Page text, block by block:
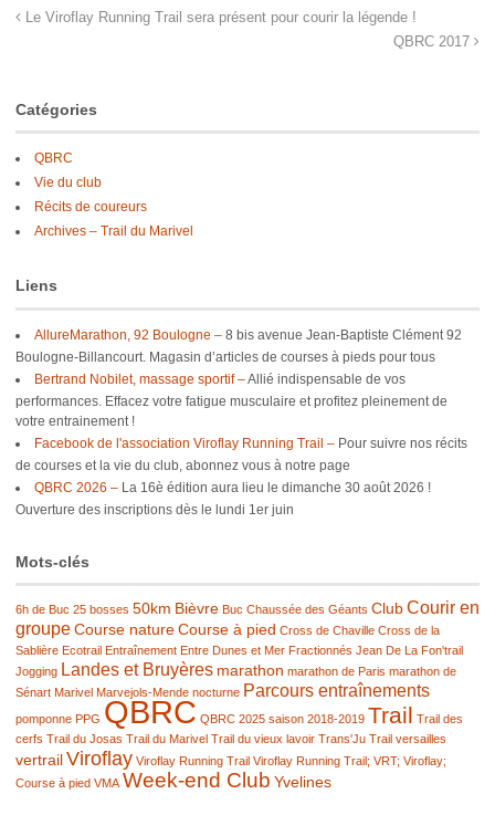
Le Viroflay Running Trail sera présent pour courir la légende !
QBRC 2017
Catégories
QBRC
Vie du club
Récits de coureurs
Archives – Trail du Marivel
Liens
AllureMarathon, 92 Boulogne – 8 bis avenue Jean-Baptiste Clément 92
Boulogne-Billancourt. Magasin d’articles de courses à pieds pour tous
Bertrand Nobilet, massage sportif –Allié indispensable de vos
performances. Effacez votre fatigue musculaire et profitez pleinement de
votre entrainement !
Facebook de l'association Viroflay Running Trail – Pour suivre nos récits
de courses et la vie du club, abonnez vous à notre page
QBRC 2026 – La 16è édition aura lieu le dimanche 30 août 2026 !
Ouverture des inscriptions dès le lundi 1er juin
Mots-clés
6h de Buc 25 bosses 50km Bièvre Buc Chaussée des Géants ClubCourir en
groupeCourse natureCourse à pied Cross de Chaville Cross de la
Sablière Ecotrail Entraînement Entre Dunes et Mer Fractionnés Jean De La Fon'trail
Jogging Landes et Bruyères marathon marathon de Paris marathon de
Sénart Marivel Marvejols-Mende nocturne Parcours entraînements
pomponne PPG QBRC QBRC 2025 saison 2018-2019 Trail Trail des
cerfs Trail du Josas Trail du Marivel Trail du vieux lavoir Trans'Ju Trail versailles
vertrailViroflay Viroflay Running Trail Viroflay Running Trail; VRT; Viroflay;
Course à pied VMA Week-end Club Yvelines